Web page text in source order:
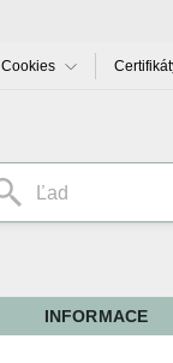
Cookies
INFORMACE